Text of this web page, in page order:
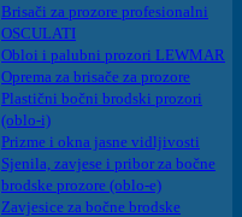
Brisači za prozore profesionalni
OSCULATI
Obloi i palubni prozori LEWMAR
Oprema za brisače za prozore
Plastični bočni brodski prozori
(oblo-i)
Prizme i okna jasne vidljivosti
Sjenila, zavjese i pribor za bočne
brodske prozore (oblo-e)
Zavjesice za bočne brodske